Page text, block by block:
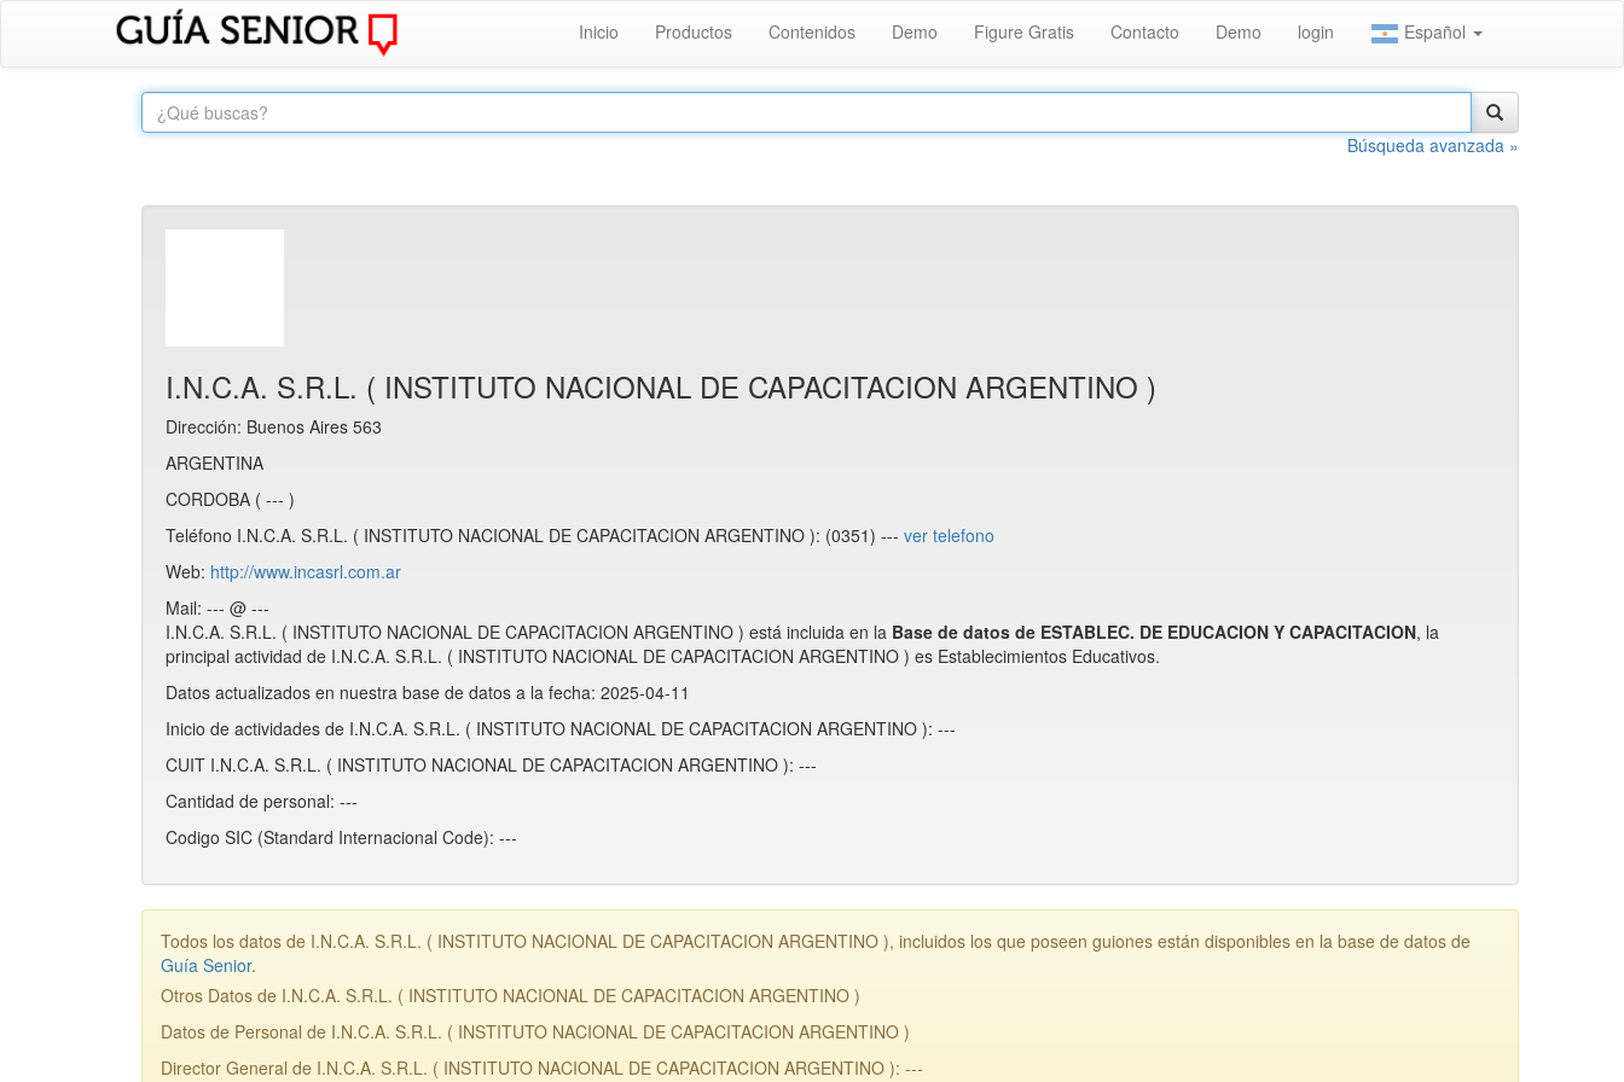
Inicio Productos Contenidos Demo Figure Gratis Contacto Demo login Español
Búsqueda avanzada »
I.N.C.A. S.R.L. ( INSTITUTO NACIONAL DE CAPACITACION ARGENTINO )
Dirección: Buenos Aires 563
ARGENTINA
CORDOBA ( --- )
Teléfono I.N.C.A. S.R.L. ( INSTITUTO NACIONAL DE CAPACITACION ARGENTINO ): (0351) --- ver telefono
Web: http://www.incasrl.com.ar
Mail: --- @ ---
I.N.C.A. S.R.L. ( INSTITUTO NACIONAL DE CAPACITACION ARGENTINO ) está incluida en la Base de datos de ESTABLEC. DE EDUCACION Y CAPACITACION, la
principal actividad de I.N.C.A. S.R.L. ( INSTITUTO NACIONAL DE CAPACITACION ARGENTINO ) es Establecimientos Educativos.
Datos actualizados en nuestra base de datos a la fecha: 2025-04-11
Inicio de actividades de I.N.C.A. S.R.L. ( INSTITUTO NACIONAL DE CAPACITACION ARGENTINO ): ---
CUIT I.N.C.A. S.R.L. ( INSTITUTO NACIONAL DE CAPACITACION ARGENTINO ): ---
Cantidad de personal: ---
Codigo SIC (Standard Internacional Code): ---
Todos los datos de I.N.C.A. S.R.L. ( INSTITUTO NACIONAL DE CAPACITACION ARGENTINO ), incluidos los que poseen guiones están disponibles en la base de datos de
Guía Senior.
Otros Datos de I.N.C.A. S.R.L. ( INSTITUTO NACIONAL DE CAPACITACION ARGENTINO )
Datos de Personal de I.N.C.A. S.R.L. ( INSTITUTO NACIONAL DE CAPACITACION ARGENTINO )
Director General de I.N.C.A. S.R.L. ( INSTITUTO NACIONAL DE CAPACITACION ARGENTINO ): ---